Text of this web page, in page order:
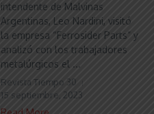
intendente de Malvinas
Argentinas, Leo Nardini, visitó
la empresa “Ferrosider Parts” y
analizó con los trabajadores
metalúrgicos el ...
Revista Tiempo 30
15 septiembre, 2023